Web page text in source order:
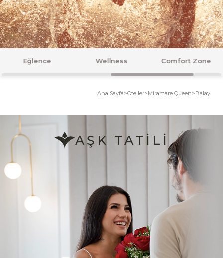
Wellness Comfort Zone Balayı
Ana Sayfa>Oteller>Miramare Queen>Balayı
AŞK TATILI